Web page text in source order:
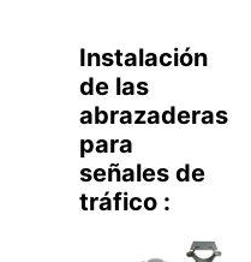
Instalación
de las
abrazaderas
para
señales de
tráfico :